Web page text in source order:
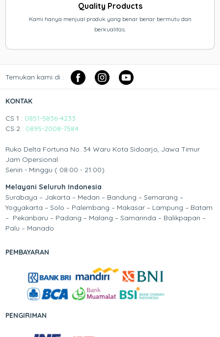
Quality Products
Kami hanya menjual produk yang benar benar bermutu dan
berkualitas.
Temukan kami di :
KONTAK
CS 1 : 0851-5836-4233
CS 2 : 0895-2008-7584
Ruko Delta Fortuna No. 34 Waru Kota Sidoarjo, Jawa Timur
Jam Opersional:
Senin - Minggu ( 08:00 - 21:00)
Melayani Seluruh Indonesia
Surabaya – Jakarta – Medan – Bandung – Semarang –
Yogyakarta – Solo – Palembang – Makasar – Lampung – Batam
– Pekanbaru – Padang – Malang – Samarinda – Balikpapan –
Palu – Manado
PEMBAYARAN
PENGIRIMAN